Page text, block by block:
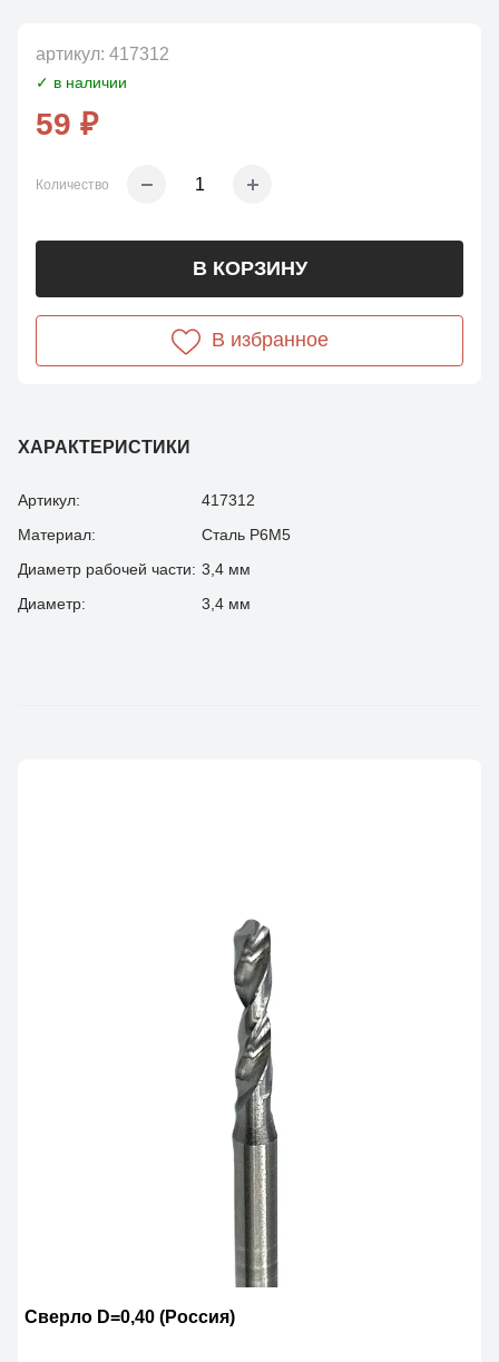
ХАРАКТЕРИСТИКИ
Артикул:
417312
Материал:
Сталь Р6М5
Диаметр рабочей части: 3,4 мм
Диаметр:
3,4 мм
артикул: 417312
✓ в наличии
59 ₽
Количество
В КОРЗИНУ
В избранное
Сверло D=0,40 (Россия)